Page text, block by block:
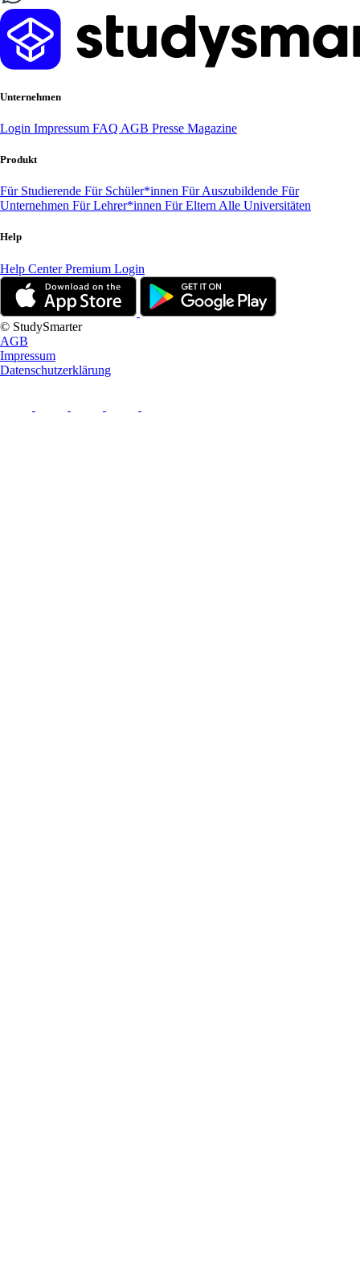
Unternehmen
Login Impressum FAQ AGB Presse Magazine
Produkt
Für Studierende Für Schüler*innen Für Auszubildende Für
Unternehmen Für Lehrer*innen Für Eltern Alle Universitäten
Help
Help CenterPremium Login
© StudySmarter
AGB
Impressum
Datenschutzerklärung